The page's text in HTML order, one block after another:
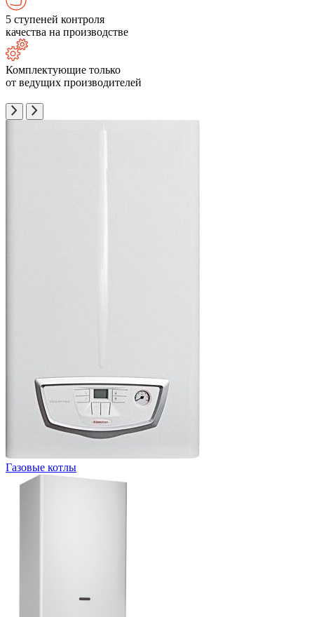
5 ступеней контроля
качества на производстве
Комплектующие только
от ведущих производителей
Газовые котлы